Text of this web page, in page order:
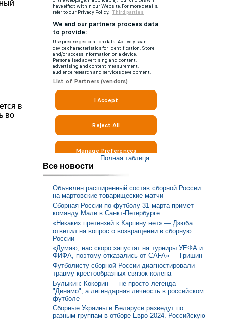
в
во
Полная таблица
Все новости
Объявлен расширенный состав сборной России
на мартовские товарищеские матчи
Сборная России по футболу 31 марта примет
команду Мали в Санкт-Петербурге
«Никаких претензий к Карпину нет» — Дзюба
ответил на вопрос о возвращении в сборную
России
«Думаю, нас скоро запустят на турниры УЕФА и
ФИФА, поэтому отказались от CAFA» — Гришин
Футболисту сборной России диагностировали
травму крестообразных связок колена
Булыкин: Кокорин — не просто легенда
"Динамо", а легендарная личность в российском
футболе
Сборные Украины и Беларуси разведут по
разным группам в отборе Евро-2024. Российскую